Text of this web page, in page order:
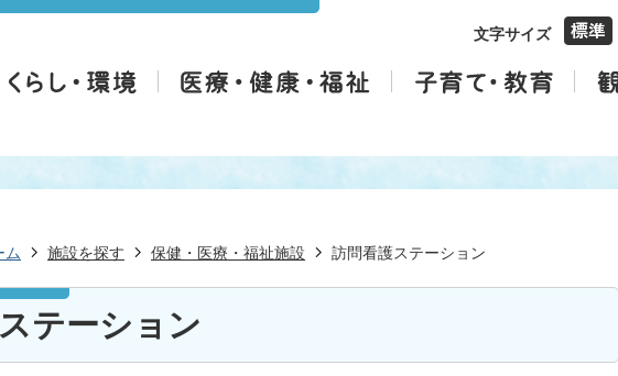
文字サイズ
ム 施設を探す 保健・医療・福祉施設 訪問看護ステーション
テーション